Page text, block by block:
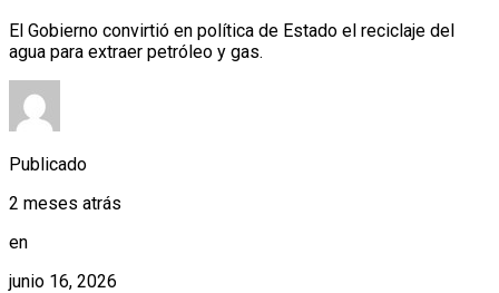
El Gobierno convirtió en política de Estado el reciclaje del
agua para extraer petróleo y gas.
Publicado
2 meses atrás
en
junio 16, 2026